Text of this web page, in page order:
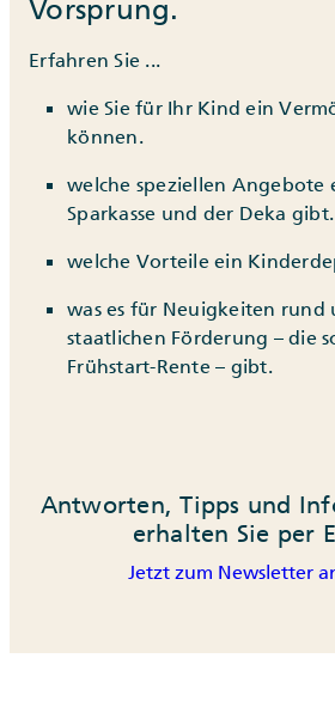
Vorsprung.
Erfahren Sie ...
wie Sie für Ihr Kind ein
können.
welche speziellen Angebote
Sparkasse und der Deka gibt.
welche Vorteile ein
was es für Neuigkeiten rund
staatlichen Förderung – die
Frühstart-Rente – gibt.
Antworten, Tipps und
erhalten Sie per
Jetzt zum Newsletter